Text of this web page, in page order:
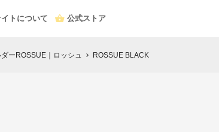
トについて 公式ストア
ーROSSUE｜ロッシュ chevron_right ROSSUE BLACK